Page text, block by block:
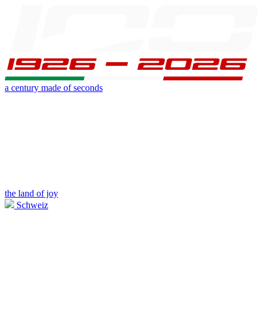
a century made of seconds
the land of joy
Schweiz